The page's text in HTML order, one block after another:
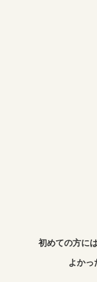
初めての方に
よか